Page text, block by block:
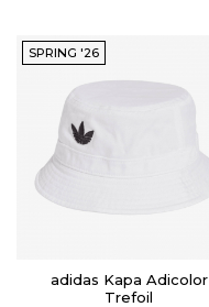
SPRING '26
adidas Kapa Adicolor
Trefoil